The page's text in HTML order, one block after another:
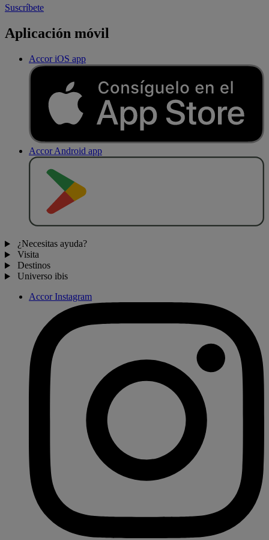
Suscríbete
Aplicación móvil
Accor iOS app
Accor Android app
¿Necesitas ayuda?
Visita
Destinos
Universo ibis
Accor Instagram